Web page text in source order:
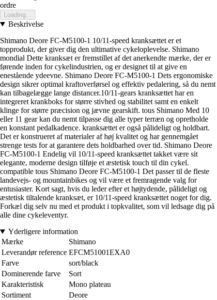
ordre
Loading...
Beskrivelse
Shimano Deore FC-M5100-1 10/11-speed kranksættet er et
topprodukt, der giver dig den ultimative cykeloplevelse. Shimano
mondial Dette kranksæt er fremstillet af det anerkendte mærke, der er
førende inden for cykelindustrien, og er designet til at give en
enestående ydeevne. Shimano Deore FC-M5100-1 Dets ergonomiske
design sikrer optimal kraftoverførsel og effektiv pedalering, så du nemt
kan tilbagelægge lange distancer.10/11-gears kranksættet har en
integreret krankboks for større stivhed og stabilitet samt en enkelt
klinge for større præcision og jævne gearskift. tous Shimano Med 10
eller 11 gear kan du nemt tilpasse dig alle typer terræn og opretholde
en konstant pedalkadence. kranksættet er også pålideligt og holdbart.
Det er konstrueret af materialer af høj kvalitet og har gennemgået
strenge tests for at garantere dets holdbarhed over tid. Shimano Deore
FC-M5100-1 Endelig vil 10/11-speed kranksættet takket være sit
elegante, moderne design tilføje et æstetisk touch til din cykel.
compatible tous Shimano Deore FC-M5100-1 Det passer til de fleste
landevejs- og mountainbikes og vil være et fremragende valg for
entusiaster. Kort sagt, hvis du leder efter et højtydende, pålideligt og
æstetisk tiltalende kranksæt, er 10/11-speed kranksættet noget for dig.
Forkæl dig selv nu med et produkt i topkvalitet, som vil ledsage dig på
alle dine cykeleventyr.
Yderligere information
Mærke
Shimano
Leverandør reference EFCM51001EXA0
Farve
sort/black
Dominerende farve
Sort
Karakteristisk
Mono plateau
Sortiment
Deore